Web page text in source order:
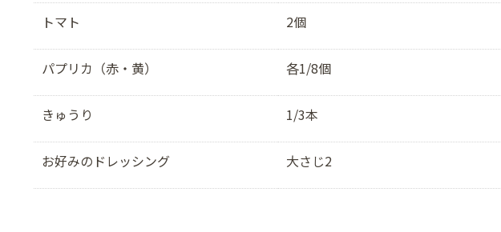
トマト 2個
パプリカ（赤・黄） 各1/8個
きゅうり 1/3本
お好みのドレッシング 大さじ2